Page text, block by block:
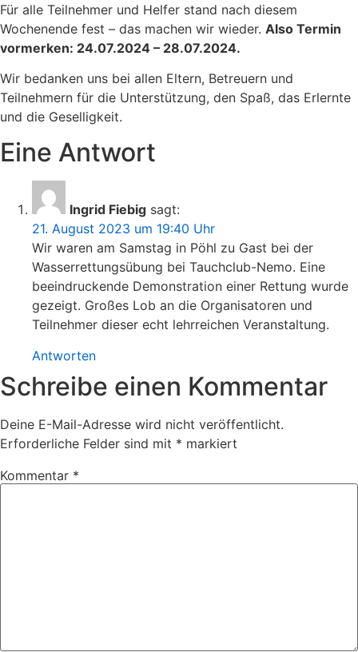
Für alle Teilnehmer und Helfer stand nach diesem
Wochenende fest – das machen wir wieder. Also Termin
vormerken: 24.07.2024 – 28.07.2024.
Wir bedanken uns bei allen Eltern, Betreuern und
Teilnehmern für die Unterstützung, den Spaß, das Erlernte
und die Geselligkeit.
Eine Antwort
Ingrid Fiebig sagt:
21. August 2023 um 19:40 Uhr
Wir waren am Samstag in Pöhl zu Gast bei der
Wasserrettungsübung bei Tauchclub-Nemo. Eine
beeindruckende Demonstration einer Rettung wurde
gezeigt. Großes Lob an die Organisatoren und
Teilnehmer dieser echt lehrreichen Veranstaltung.
Antworten
Schreibe einen Kommentar
Deine E-Mail-Adresse wird nicht veröffentlicht.
Erforderliche Felder sind mit * markiert
Kommentar *